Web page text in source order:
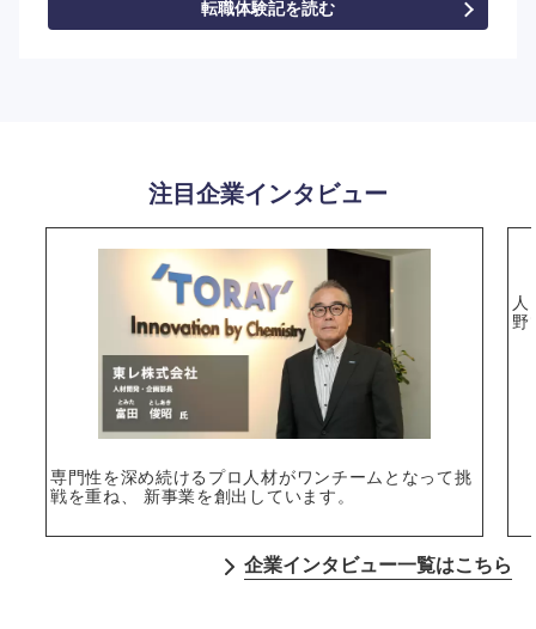
転職体験記を読む
注目企業インタビュー
専門性を深め続けるプロ人材がワンチームとなって挑
戦を重ね、 新事業を創出しています。
人
野
企業インタビュー一覧はこちら